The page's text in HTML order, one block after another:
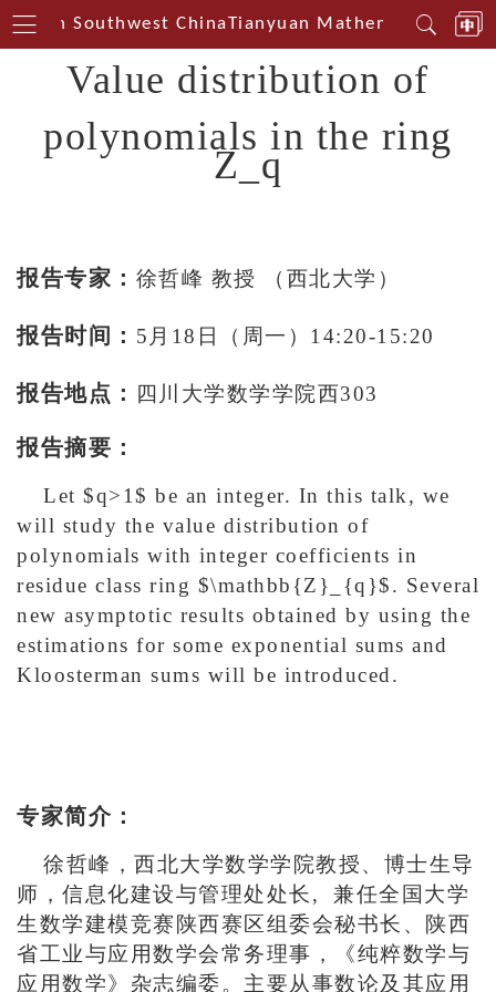
Southwest ChinaTianyuan Mathematical
Value distribution of
polynomials in the ring
Z_q
报告专家： 徐哲峰 教授 （西北大学）
报告时间： 5 月 18 日（周一 ） 14:20-15:20
报告地点： 四川大学数学学院西303
报告摘要：
Let $q>1$ be an integer. In this talk, we
will study the value distribution of
polynomials with integer coefficients in
residue class ring $\mathbb{Z}_{q}$. Several
new asymptotic results obtained by using the
estimations for some exponential sums and
Kloosterman sums will be introduced.
专家简介：
徐哲峰，西北大学数学学院教授、博士生导
师，信息化建设与管理处处长, 兼任全国大学
生数学建模竞赛陕西赛区组委会秘书长、陕西
省工业与应用数学会常务理事，《纯粹数学与
应用数学》杂志编委。主要从事数论及其应用